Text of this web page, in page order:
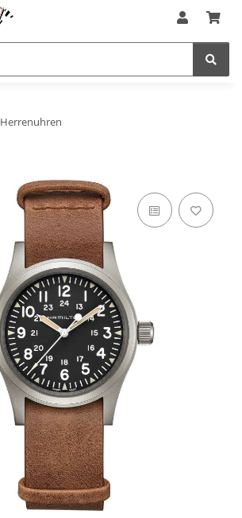
Herrenuhren